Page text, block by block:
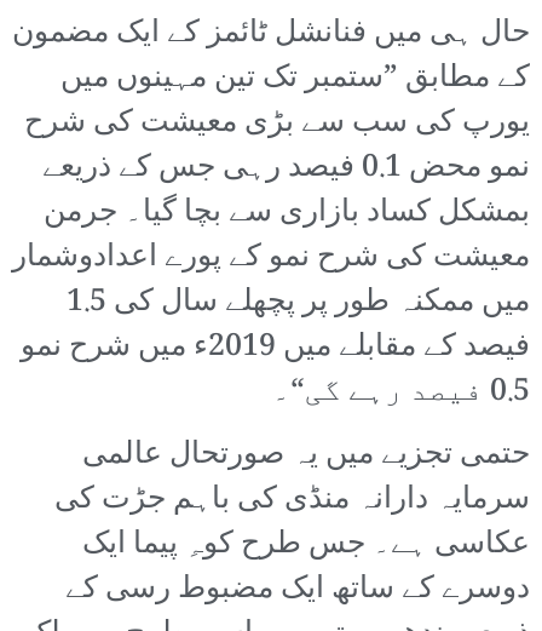
حال ہی میں فنانشل ٹائمز کے ایک مضمون
کے مطابق ”ستمبر تک تین مہینوں میں
یورپ کی سب سے بڑی معیشت کی شرح
نمو محض 0.1 فیصد رہی جس کے ذریعے
بمشکل کساد بازاری سے بچا گیا۔ جرمن
معیشت کی شرح نمو کے پورے اعدادوشمار
میں ممکنہ طور پر پچھلے سال کی 1.5
فیصد کے مقابلے میں 2019ء میں شرح نمو
0.5 فیصد رہے گی“۔
حتمی تجزیے میں یہ صورتحال عالمی
سرمایہ دارانہ منڈی کی باہم جڑت کی
عکاسی ہے۔ جس طرح کوہِ پیما ایک
دوسرے کے ساتھ ایک مضبوط رسی کے